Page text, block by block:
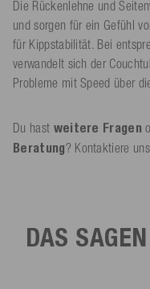
Die Rückenlehne und
und sorgen für ein Gefühl
für Kippstabilität. Bei
verwandelt sich der
Probleme mit Speed über
Du hast weitere Fragen
Beratung? Kontaktiere
DAS